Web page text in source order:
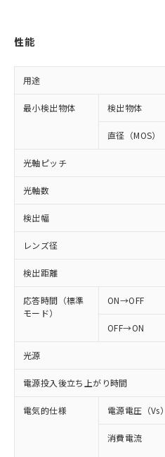
性能
用途
最小検出物体 検出物体
直径（MOS）
光軸ピッチ
光軸数
検出幅
レンズ径
検出距離
応答時間（標準
モード）
ON→OFF
OFF→ON
光源
電源投入後立ち上がり時間
電気的仕様 電源電圧（Vs）
消費電流